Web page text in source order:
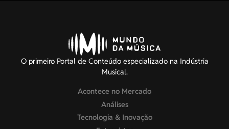
O primeiro Portal de Conteúdo especializado na Indústria
Musical.
Acontece no Mercado
Análises
Tecnologia & Inovação